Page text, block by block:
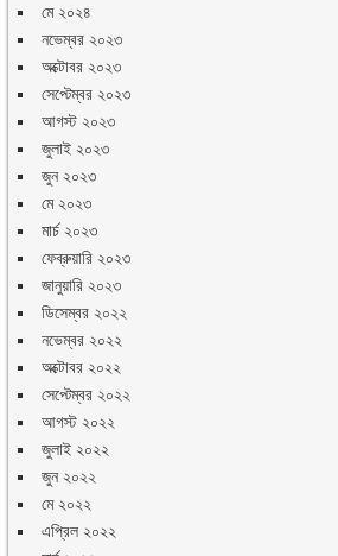
মে ২০২৪
নভেম্বর ২০২৩
অক্টোবর ২০২৩
সেপ্টেম্বর ২০২৩
আগস্ট ২০২৩
জুলাই ২০২৩
জুন ২০২৩
মে ২০২৩
মার্চ ২০২৩
ফেব্রুয়ারি ২০২৩
জানুয়ারি ২০২৩
ডিসেম্বর ২০২২
নভেম্বর ২০২২
অক্টোবর ২০২২
সেপ্টেম্বর ২০২২
আগস্ট ২০২২
জুলাই ২০২২
জুন ২০২২
মে ২০২২
এপ্রিল ২০২২